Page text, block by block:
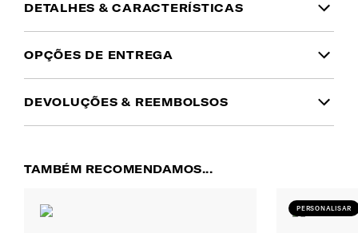
DETALHES & CARACTERÍSTICAS
INFORMAÇÃO DO PRODUTO
Garantia
Material
OPÇÕES DE ENTREGA
Domicílio
superiores a 50€. Será cobrado um custo
de 5.00€ nas encomendas inferiores a 50€.
DEVOLUÇÕES & REEMBOLSOS
qualquer encomenda noprazo de 30 dias a partir
TAMBÉM RECOMENDAMOS...
PERSONALISAR